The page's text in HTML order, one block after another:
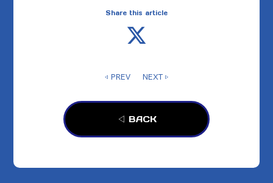
Share this article
◁ PREV NEXT ▷
◁ BACK